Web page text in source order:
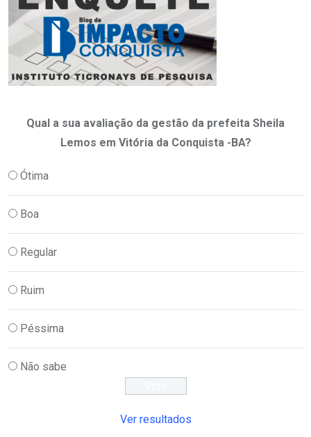
Qual a sua avaliação da gestão da prefeita Sheila
Lemos em Vitória da Conquista -BA?
Ótima
Boa
Regular
Ruim
Péssima
Não sabe
Ver resultados